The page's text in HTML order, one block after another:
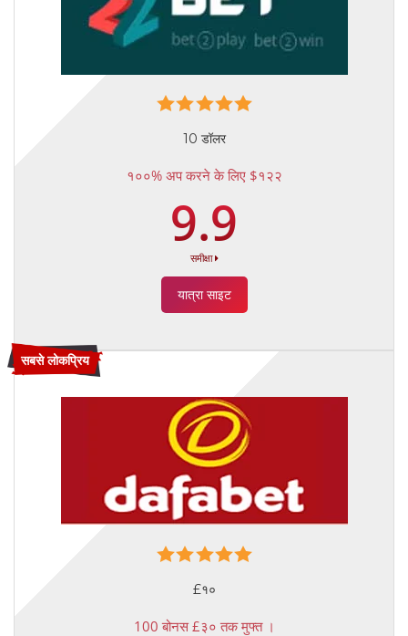
10 डॉलर
१००% अप करने के लिए $१२२
9.9
समीक्षा
यात्रा साइट
सबसे लोकप्रिय
£१०
100 बोनस £३० तक मुफ्त ।